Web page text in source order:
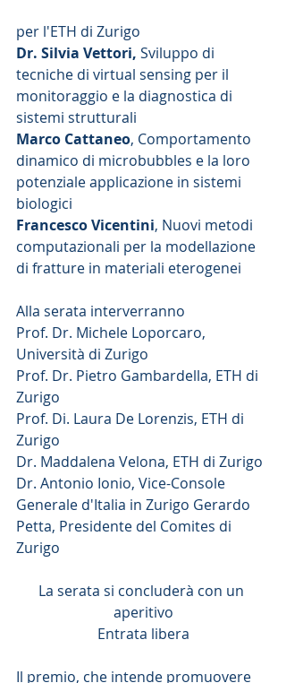
per l'ETH di Zurigo
Dr. Silvia Vettori, Sviluppo di
tecniche di virtual sensing per il
monitoraggio e la diagnostica di
sistemi strutturali
Marco Cattaneo, Comportamento
dinamico di microbubbles e la loro
potenziale applicazione in sistemi
biologici
Francesco Vicentini, Nuovi metodi
computazionali per la modellazione
di fratture in materiali eterogenei
Alla serata interverranno
Prof. Dr. Michele Loporcaro,
Università di Zurigo
Prof. Dr. Pietro Gambardella, ETH di
Zurigo
Prof. Di. Laura De Lorenzis, ETH di
Zurigo
Dr. Maddalena Velona, ETH di Zurigo
Dr. Antonio Ionio, Vice-Console
Generale d'Italia in Zurigo Gerardo
Petta, Presidente del Comites di
Zurigo
La serata si concluderà con un
aperitivo
Entrata libera
Il premio, che intende promuovere